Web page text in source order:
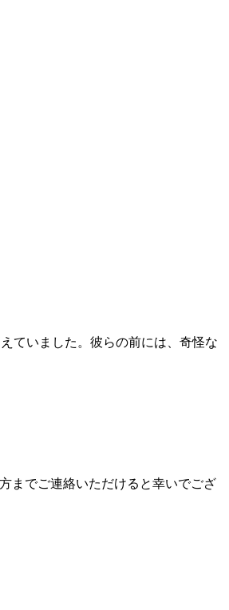
ていました。彼らの前には、奇怪な
までご連絡いただけると幸いでござ